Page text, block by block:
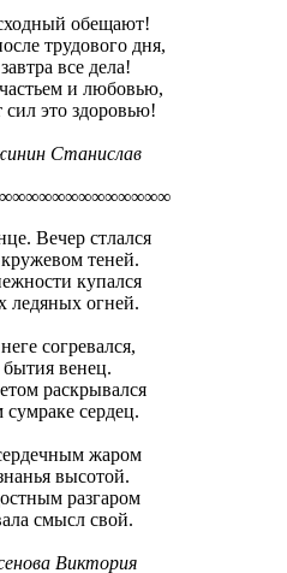
обещают!
трудового дня,
все дела!
и любовью,
это здоровью!
Станислав
Вечер стлался
теней.
купался
ледяных огней.
согревался,
бытия венец.
раскрывался
сердец.
жаром
высотой.
разгаром
смысл свой.
Виктория